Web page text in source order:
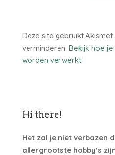
Deze site gebruikt
verminderen. Bekijk hoe
worden verwerkt.
Hi there!
Het zal je niet verbazen
allergrootste hobby’s